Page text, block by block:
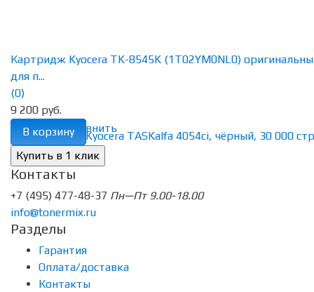
избранное сравнить
Картридж Kyocera TK-8545K (1T02YM0NL0)
для п...
(0)
9 200 руб.
В корзину
Контакты
+7 (495) 477-48-37 Пн—Пт 9.00-18.00
info@tonermix.ru
Разделы
Гарантия
Оплата/доставка
Контакты